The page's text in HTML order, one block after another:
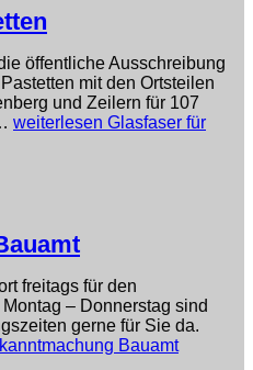
öffentliche Ausschreibung
mit den Ortsteilen
und Zeilern für 107
weiterlesen Glasfaser für
freitags für den
– Donnerstag sind
gerne für Sie da.
Bauamt